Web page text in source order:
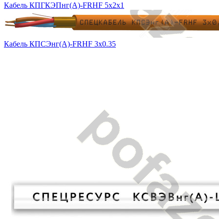
Кабель КПГКЭПнг(А)-FRHF 5х2х1
Кабель КПСЭнг(А)-FRHF 3х0.35